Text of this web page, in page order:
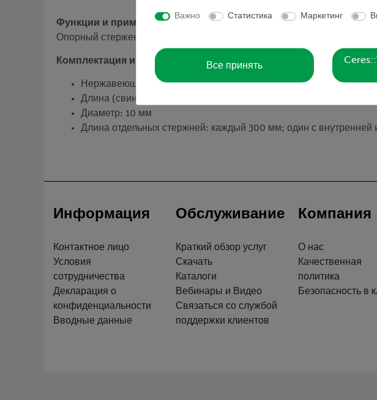
Функции и применение
Опорный стержень из нержавеющей стали, состоящий из двух
Комплектация и технические характеристики
Нержавеющая высококачественная сталь, заточенная и
Длина (свинченные вместе): 600 мм
Диаметр: 10 мм
Длина отдельных стержней: каждый 300 мм; один с внутренней
Информация
Контактное лицо
Условия
сотрудничества
Декларация о
конфиденциальности
Вводные данные
Обслуживание
Краткий обзор услуг
Скачать
Каталоги
Вебинары и Видео
Связаться со службой
поддержки клиентов
Компания
О нас
Качественная
политика
Безопасность в
Важно Статистика Маркетинг
Все принять